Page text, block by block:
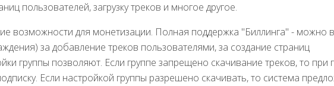
пользователей, загрузку треков и многое другое.
возможности для монетизации. Полная поддержка "Биллинга" - можно
за добавление треков пользователями, за создание страниц
группы позволяют. Если группе запрещено скачивание треков, то при
Если настройкой группы разрешено скачивать, то система